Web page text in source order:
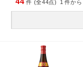
件 (全44点) 1 件から